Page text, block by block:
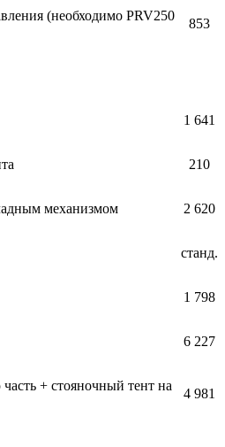
(необходимо PRV250
853
1 641
210
механизмом 2 620
станд.
1 798
6 227
+ стояночный тент на
4 981